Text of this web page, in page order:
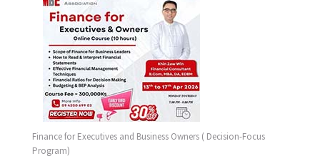
Finance for Executives and Business Owners ( Decision-Focus
Program)